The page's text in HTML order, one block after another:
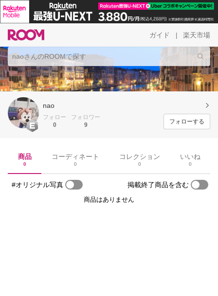
ガイド 楽天市場
nao
フォロー
0
フォロワー
9
フォローする
商品
0
コーディネート
0
コレクション
0
いいね
0
#オリジナル写真 掲載終了商品を含む
商品はありません